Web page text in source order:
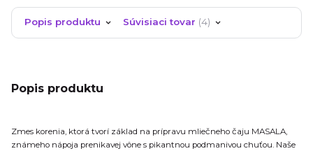
Popis produktu Súvisiaci tovar 4
Popis produktu
Zmes korenia, ktorá tvorí základ na prípravu mliečneho čaju MASALA,
známeho nápoja prenikavej vône s pikantnou podmanivou chuťou. Naše